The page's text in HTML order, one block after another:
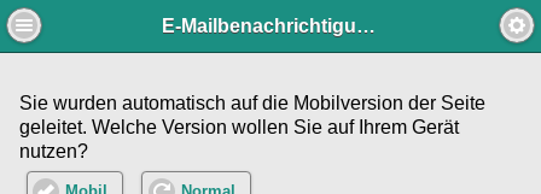
E-Mailbenachrichtigung
Sie wurden automatisch auf die Mobilversion der Seite
geleitet. Welche Version wollen Sie auf Ihrem Gerät
nutzen?